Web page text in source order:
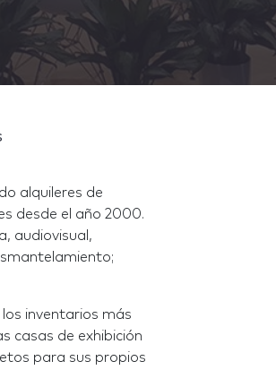
alquileres de
desde el año 2000.
audiovisual,
inventarios más
casas de exhibición
para sus propios